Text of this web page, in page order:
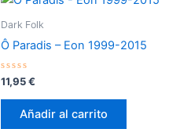
Dark Folk
Ô Paradis – Eon 1999-2015
Valorado
con
0
11,95€
Añadir al carrito